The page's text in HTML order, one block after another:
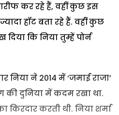
कर रहे हैं, वहीं कुछ इस
हॉट बता रहे हैं. वहीं कुछ
कि निया तुम्हें पोर्न
निया ने 2014 में ‘जमाई राजा’
की दुनिया में कदम रखा था.
किरदार करती थी. निया शर्मा